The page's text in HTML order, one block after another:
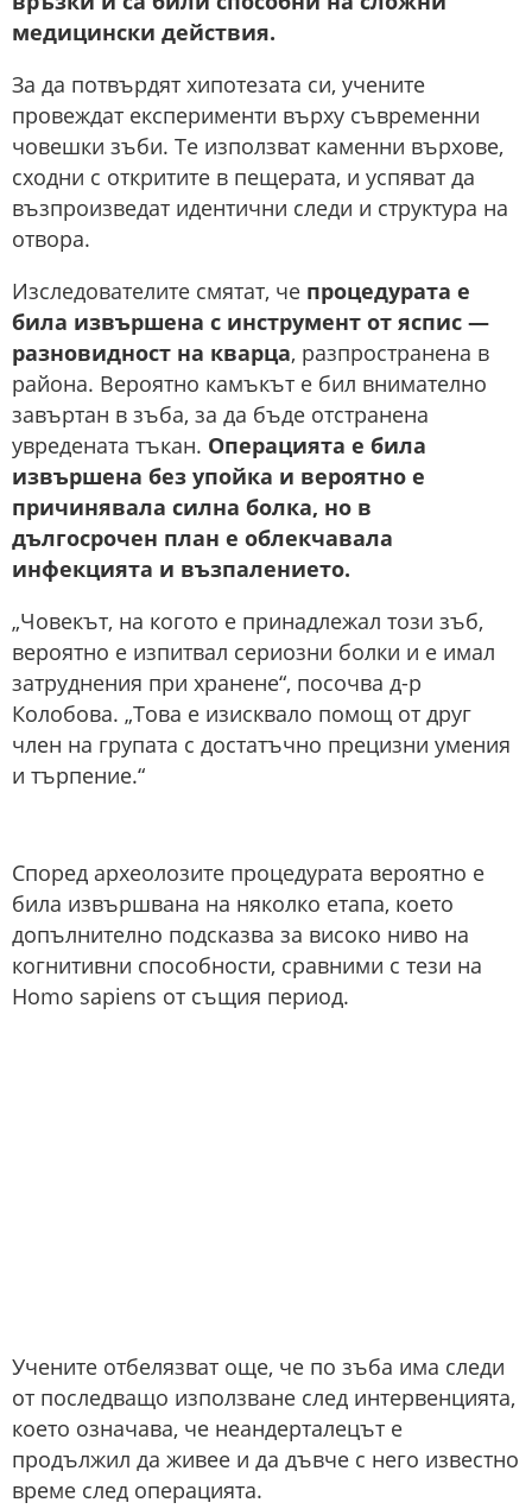
медицински действия.
За да потвърдят хипотезата си, учените
провеждат експерименти върху съвременни
човешки зъби. Те използват каменни върхове,
сходни с откритите в пещерата, и успяват да
възпроизведат идентични следи и структура на
отвора.
Изследователите смятат, че процедурата е
била извършена с инструмент от яспис —
разновидност на кварца, разпространена в
района. Вероятно камъкът е бил внимателно
завъртан в зъба, за да бъде отстранена
увредената тъкан. Операцията е била
извършена без упойка и вероятно е
причинявала силна болка, но в
дългосрочен план е облекчавала
инфекцията и възпалението.
„Човекът, на когото е принадлежал този зъб,
вероятно е изпитвал сериозни болки и е имал
затруднения при хранене“, посочва д-р
Колобова. „Това е изисквало помощ от друг
член на групата с достатъчно прецизни умения
и търпение.“
Според археолозите процедурата вероятно е
била извършвана на няколко етапа, което
допълнително подсказва за високо ниво на
когнитивни способности, сравними с тези на
Homo sapiens от същия период.
Учените отбелязват още, че по зъба има следи
от последващо използване след интервенцията,
което означава, че неандерталецът е
продължил да живее и да дъвче с него известно
време след операцията.